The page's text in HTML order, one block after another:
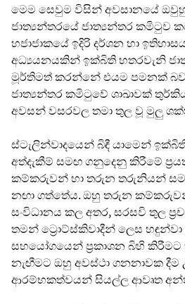
මෙම සෙවුම විසින් අවසානයේ
ජාත්‍යන්තරයේ ජාත්‍යන්තර කමිටුව
හජාජාකයේ ඉදිරි දර්ශන හා
අධ්‍යයනයකින් ඉක්බිති හතරවැනි
මූර්තිමත් කරන්නේ එයම පමනක්
ජාත්‍යන්තර කමිටුවේ ශාඛාවක්
අවසන් වසරවල තමා තුල වූ මුලු
ස්ටැලින්වාදයෙන් බිඳී යාමෙන්
අත්දැකීම් සමඟ ගනුදෙනු කිරීමේ
කම්කරුවන් හා තරුන තරුනියන්
නඟා ගත්තේය. ඔහු තරුන
සංවිධානය කල අතර, සරසවි තුල
තමන් ට්‍රොට්ස්කිවාදීන් ලෙස හඳුන්වා
සහයෝගයෙන් ප්‍රකාශන බිහි කිරීමට
නැඟීමට ඔහු අවස්ථා ගනනාවක
ආරම්භකත්වයන් සියල්ල ආවෘත